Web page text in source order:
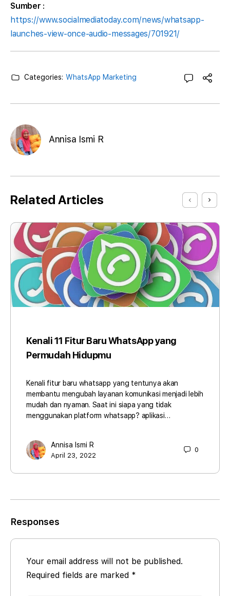
Sumber :
https://www.socialmediatoday.com/news/whatsapp-
launches-view-once-audio-messages/701921/
Categories: WhatsApp Marketing
Annisa Ismi R
Related Articles
Kenali 11 Fitur Baru WhatsApp yang
Permudah Hidupmu
Kenali fitur baru whatsapp yang tentunya akan
membantu mengubah layanan komunikasi menjadi lebih
mudah dan nyaman. Saat ini siapa yang tidak
menggunakan platform whatsapp? aplikasi…
Annisa Ismi R
April 23, 2022
0
Responses
Your email address will not be published.
Required fields are marked *